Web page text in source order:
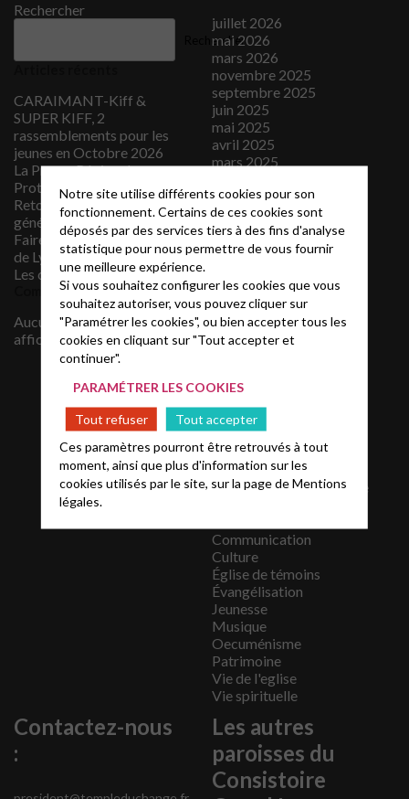
Rechercher
Rechercher
CARAIMANT-Kiff &
SUPER KIFF, 2
rassemblements pour les
jeunes en Octobre 2026
La Presse Régionale
Protestante
Retour sur l’assemblée
générale 2026
Faire un don à la paroisse
de Lyon Ouest Change
Les concerts Candlelight
Commentaires récents
Aucun commentaire à
afficher.
juillet 2026
mai 2026
mars 2026
novembre 2025
septembre 2025
juin 2025
mai 2025
avril 2025
mars 2025
novembre 2024
octobre 2024
septembre 2024
février 2024
mars 2023
février 2023
janvier 2023
juin 2022
mai 2022
août 2021
septembre 2019
février 2019
Catégories
Actualités
Administratif et juridique
Communication
Culture
Église de témoins
Évangélisation
Jeunesse
Musique
Oecuménisme
Patrimoine
Vie de l'eglise
Vie spirituelle
Contactez-nous
:
Les autres
paroisses du
Consistoire
Notre site utilise différents cookies pour son
fonctionnement. Certains de ces cookies sont
déposés par des services tiers à des fins d'analyse
statistique pour nous permettre de vous fournir
une meilleure expérience.
Si vous souhaitez configurer les cookies que vous
souhaitez autoriser, vous pouvez cliquer sur
"Paramétrer les cookies", ou bien accepter tous les
cookies en cliquant sur "Tout accepter et
continuer".
PARAMÉTRER LES COOKIES
Tout refuser
Tout accepter
Ces paramètres pourront être retrouvés à tout
moment, ainsi que plus d'information sur les
cookies utilisés par le site, sur la page deMentions
légales.